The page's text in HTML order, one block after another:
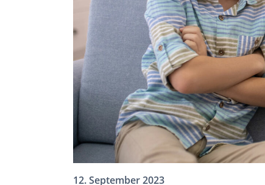
12. September 2023